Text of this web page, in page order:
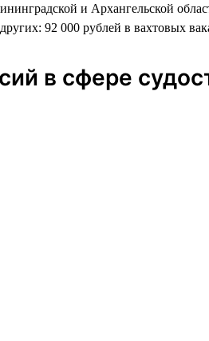
и Архангельской
92 000 рублей в вахтовых
в сфере